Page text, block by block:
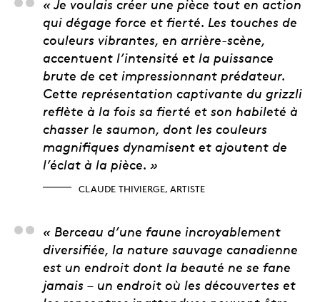
Claude Thivierge,
« Je voulais créer une pièce tout en action
qui dégage force et fierté. Les touches de
couleurs vibrantes, en arrière-scène,
accentuent l’intensité et la puissance
brute de cet impressionnant prédateur.
Cette représentation captivante du grizzli
reflète à la fois sa fierté et son habileté à
chasser le saumon, dont les couleurs
magnifiques dynamisent et ajoutent de
l’éclat à la pièce. »
CLAUDE THIVIERGE, ARTISTE
Alicia Cook Sapene,
« Berceau d’une faune incroyablement
diversifiée, la nature sauvage canadienne
est un endroit dont la beauté ne se fane
jamais – un endroit où les découvertes et